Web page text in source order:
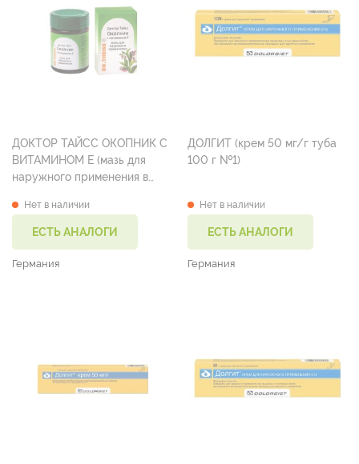
ДОКТОР ТАЙСС ОКОПНИК С
ВИТАМИНОМ Е (мазь для
наружного применения в
Нет в наличии
ЕСТЬ АНАЛОГИ
Германия
ДОЛГИТ (крем 50 мг/г туба
100 г №1)
Нет в наличии
ЕСТЬ АНАЛОГИ
Германия